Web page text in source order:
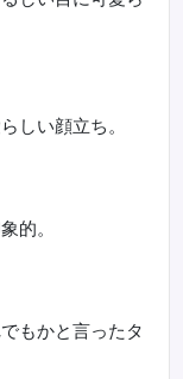
しい顔立ち。
的。
もかと言ったタ